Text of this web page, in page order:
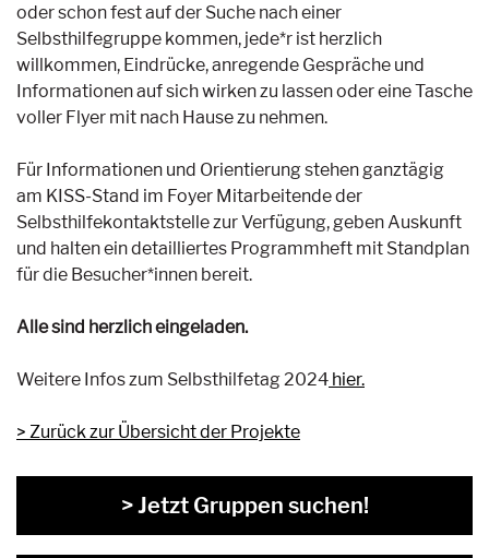
oder schon fest auf der Suche nach einer
Selbsthilfegruppe kommen, jede*r ist herzlich
willkommen, Eindrücke, anregende Gespräche und
Informationen auf sich wirken zu lassen oder eine Tasche
voller Flyer mit nach Hause zu nehmen.
Für Informationen und Orientierung stehen ganztägig
am KISS-Stand im Foyer Mitarbeitende der
Selbsthilfekontaktstelle zur Verfügung, geben Auskunft
und halten ein detailliertes Programmheft mit Standplan
für die Besucher*innen bereit.
Alle sind herzlich eingeladen.
Weitere Infos zum Selbsthilfetag 2024 hier.
Zurück zur Übersicht der Projekte
> Jetzt Gruppen suchen!